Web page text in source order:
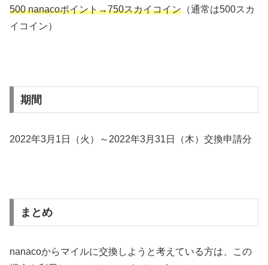
500 nanacoポイント→750スカイコイン （通常は500スカ
イコイン）
期間
2022年3月1日（火）～2022年3月31日（木）交換申請分
まとめ
nanacoからマイルに交換しようと考えている方は、この